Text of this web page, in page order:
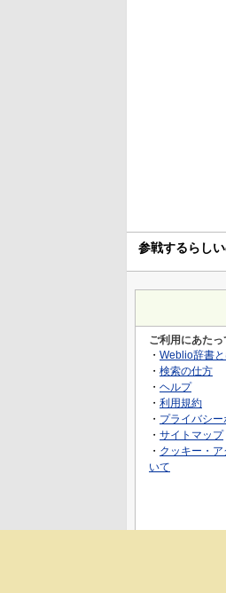
参戦するらし
ご利用にあたっ
・ Weblio辞書と
・ 検索の仕方
・ ヘルプ
・ 利用規約
・ プライバシー
・ サイトマップ
・ クッキー・
いて